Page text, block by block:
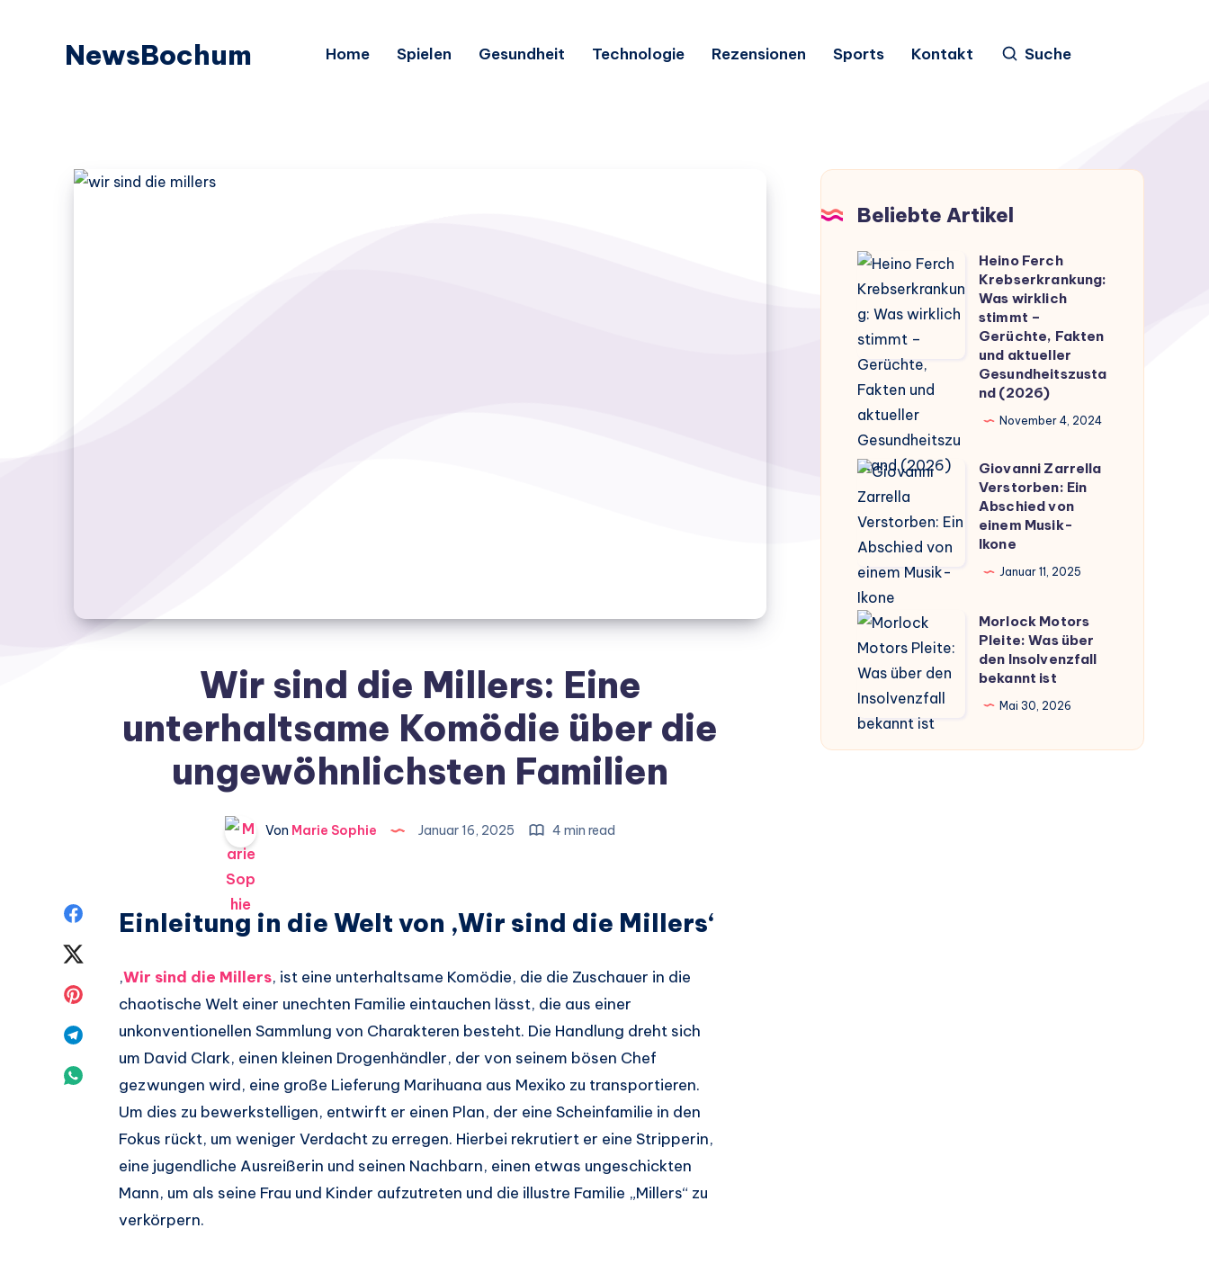
NewsBochum Home Spielen Gesundheit Technologie Rezensionen Sports Kontakt Suche
Wir sind die Millers: Eine
unterhaltsame Komödie über die
ungewöhnlichsten Familien
Von Marie Sophie Januar 16, 2025 4 min read
teilen.
Twitter
teilen.
Pinterest
teilen.
Telegram
teilen.
Whatsapp
teilen.
Einleitung in die Welt von ‚Wir sind die Millers‘
‚Wir sind die Millers‚ ist eine unterhaltsame Komödie, die die Zuschauer in die
chaotische Welt einer unechten Familie eintauchen lässt, die aus einer
unkonventionellen Sammlung von Charakteren besteht. Die Handlung dreht sich
um David Clark, einen kleinen Drogenhändler, der von seinem bösen Chef
gezwungen wird, eine große Lieferung Marihuana aus Mexiko zu transportieren.
Um dies zu bewerkstelligen, entwirft er einen Plan, der eine Scheinfamilie in den
Fokus rückt, um weniger Verdacht zu erregen. Hierbei rekrutiert er eine Stripperin,
eine jugendliche Ausreißerin und seinen Nachbarn, einen etwas ungeschickten
Mann, um als seine Frau und Kinder aufzutreten und die illustre Familie „Millers“ zu
verkörpern.
Beliebte Artikel
Heino
Ferch
Krebserkrankung:
Was
wirklich
stimmt
–
Gerüchte,
Fakten
und
aktueller
Gesundheitszustand
(2026)
Heino Ferch
Krebserkrankung:
Was wirklich
stimmt –
Gerüchte, Fakten
und aktueller
Gesundheitszusta
nd (2026)
November 4, 2024
Giovanni
Zarrella
Verstorben:
Ein
Abschied
von
einem
Musik-
Ikone
Giovanni Zarrella
Verstorben: Ein
Abschied von
einem Musik-
Ikone
Januar 11, 2025
Morlock
Motors
Pleite:
Was
über
den
Morlock Motors
Pleite: Was über
den Insolvenzfall
bekannt ist
Mai 30, 2026